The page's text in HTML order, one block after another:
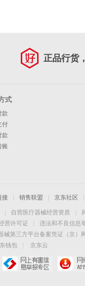
正品行货
式
款
付
款
账
接 销售联盟 京东社区
自营医疗器械经营资质
营许可证
违法和不良信息
械第三方平台备案凭证（京
钱包
京东云